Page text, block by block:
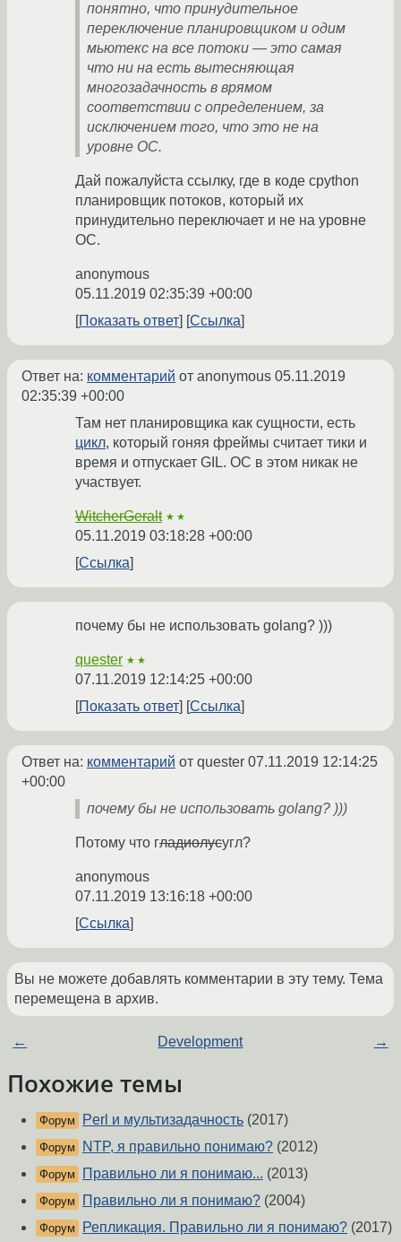
понятно, что принудительное
переключение планировщиком и одим
мьютекс на все потоки — это самая
что ни на есть вытесняющая
многозадачность в врямом
соответствии с определением, за
исключением того, что это не на
уровне ОС.
Дай пожалуйста ссылку, где в коде cpython
планировщик потоков, который их
принудительно переключает и не на уровне
ОС.
anonymous
05.11.2019 02:35:39 +00:00
Показать ответ
Ссылка
Ответ на: комментарий от anonymous 05.11.2019
02:35:39 +00:00
Там нет планировщика как сущности, есть
цикл, который гоняя фреймы считает тики и
время и отпускает GIL. ОС в этом никак не
участвует.
WitcherGeralt ★★
05.11.2019 03:18:28 +00:00
Ссылка
почему бы не использовать golang? )))
quester ★★
07.11.2019 12:14:25 +00:00
Показать ответ
Ссылка
Ответ на: комментарий от quester 07.11.2019 12:14:25
+00:00
почему бы не использовать golang? )))
Потому что гладиолусугл?
anonymous
07.11.2019 13:16:18 +00:00
Ссылка
Вы не можете добавлять комментарии в эту тему. Тема
перемещена в архив.
← Development →
Похожие темы
Форум Perl и мультизадачность (2017)
Форум NTP, я правильно понимаю? (2012)
Форум Правильно ли я понимаю... (2013)
Форум Правильно ли я понимаю? (2004)
Форум Репликация. Правильно ли я понимаю? (2017)